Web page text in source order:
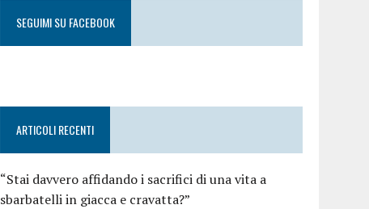
SEGUIMI SU FACEBOOK
ARTICOLI RECENTI
“Stai davvero affidando i sacrifici di una vita a
sbarbatelli in giacca e cravatta?”